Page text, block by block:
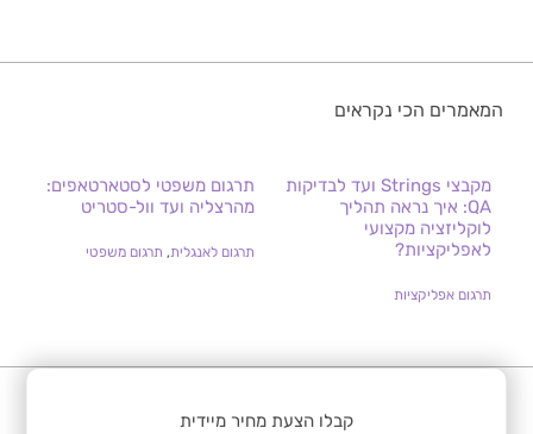
המאמרים הכי נקראים
מקבצי Strings ועד לבדיקות
QA: איך נראה תהליך
לוקליזציה מקצועי
לאפליקציות?
תרגום אפליקציות
תרגום משפטי לסטארטאפים:
מהרצליה ועד וול-סטריט
תרגום לאנגלית, תרגום משפטי
קבלו הצעת מחיר מיידית